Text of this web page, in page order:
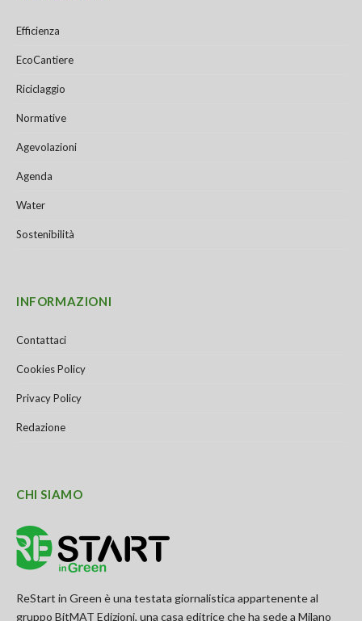
Efficienza
EcoCantiere
Riciclaggio
Normative
Agevolazioni
Agenda
Water
Sostenibilità
INFORMAZIONI
Contattaci
Cookies Policy
Privacy Policy
Redazione
CHI SIAMO
ReStart in Green è una testata giornalistica appartenente al
gruppo BitMAT Edizioni, una casa editrice che ha sede a Milano